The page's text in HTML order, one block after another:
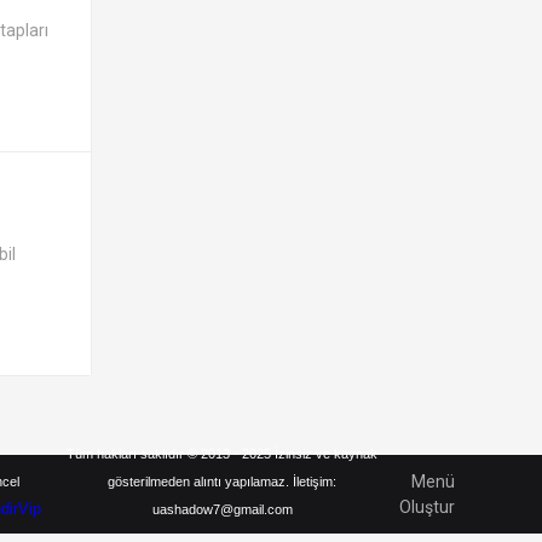
Tüm hakları saklıdır © 2013 - 2025 İzinsiz ve kaynak
gösterilmeden alıntı yapılamaz. İletişim:
uashadow7@gmail.com
Menü
Oluştur